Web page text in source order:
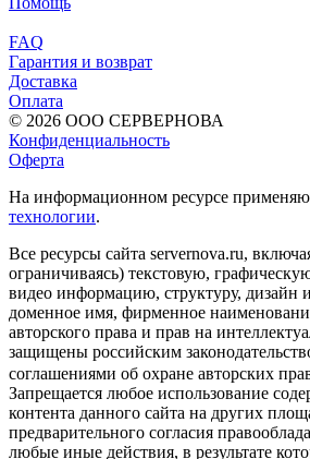
FAQ
Гарантия и возврат
Доставка
Оплата
© 2026 ООО СЕРВЕРНОВА
Конфиденциальность
Оферта
На информационном ресурсе
технологии.
Все ресурсы сайта servernova.ru,
ограничиваясь) текстовую,
видео информацию, структуру, дизайн
доменное имя, фирменное
авторского права и прав на
защищены российским
соглашениями об охране авторских
Запрещается любое использование
контента данного сайта на других
предварительного согласия
любые иные действия, в результате